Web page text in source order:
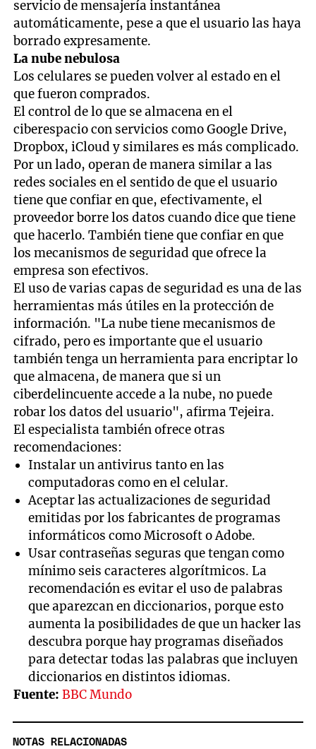
servicio de mensajería instantánea
automáticamente, pese a que el usuario las haya
borrado expresamente.
La nube nebulosa
Los celulares se pueden volver al estado en el
que fueron comprados.
El control de lo que se almacena en el
ciberespacio con servicios como Google Drive,
Dropbox, iCloud y similares es más complicado.
Por un lado, operan de manera similar a las
redes sociales en el sentido de que el usuario
tiene que confiar en que, efectivamente, el
proveedor borre los datos cuando dice que tiene
que hacerlo. También tiene que confiar en que
los mecanismos de seguridad que ofrece la
empresa son efectivos.
El uso de varias capas de seguridad es una de las
herramientas más útiles en la protección de
información. "La nube tiene mecanismos de
cifrado, pero es importante que el usuario
también tenga un herramienta para encriptar lo
que almacena, de manera que si un
ciberdelincuente accede a la nube, no puede
robar los datos del usuario", afirma Tejeira.
El especialista también ofrece otras
recomendaciones:
Instalar un antivirus tanto en las
computadoras como en el celular.
Aceptar las actualizaciones de seguridad
emitidas por los fabricantes de programas
informáticos como Microsoft o Adobe.
Usar contraseñas seguras que tengan como
mínimo seis caracteres algorítmicos. La
recomendación es evitar el uso de palabras
que aparezcan en diccionarios, porque esto
aumenta la posibilidades de que un hacker las
descubra porque hay programas diseñados
para detectar todas las palabras que incluyen
diccionarios en distintos idiomas.
Fuente: BBC Mundo
NOTAS RELACIONADAS